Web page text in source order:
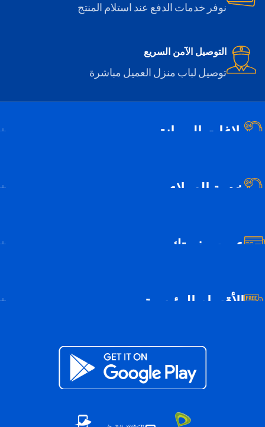
نوفر خدمات الدفع عند استلام المنتج
التوصيل الآمن السريع
توصيل لباب منزل العميل مباشرة
بلاغات الصيانة
خدمة العملاء
عن سيف تك
الأقسام الرئيسية